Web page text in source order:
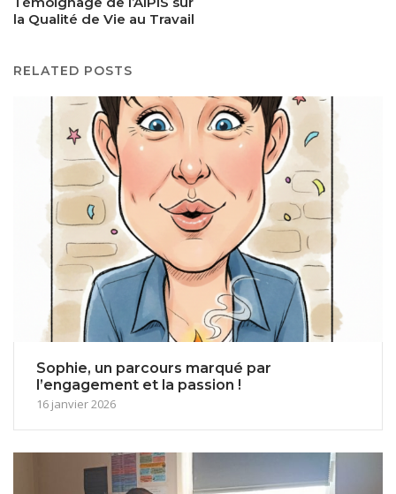
la Qualité de Vie au Travail
RELATED POSTS
Sophie, un parcours marqué par
l’engagement et la passion !
16 janvier 2026